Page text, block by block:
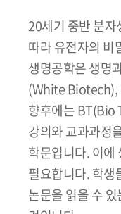
20세기 중반 분
따라 유전자의 비
생명공학은 생명
(White Biotech),
향후에는 BT(Bio
강의와 교과과정
학문입니다. 이에
필요합니다. 학생
논문을 읽을 수